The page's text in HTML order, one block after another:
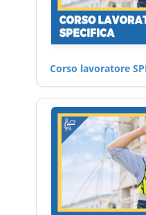
Corso lavoratore